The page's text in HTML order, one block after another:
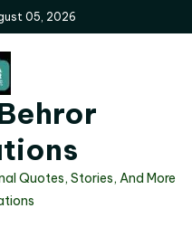
05, 2026
Quotes, Stories, And More